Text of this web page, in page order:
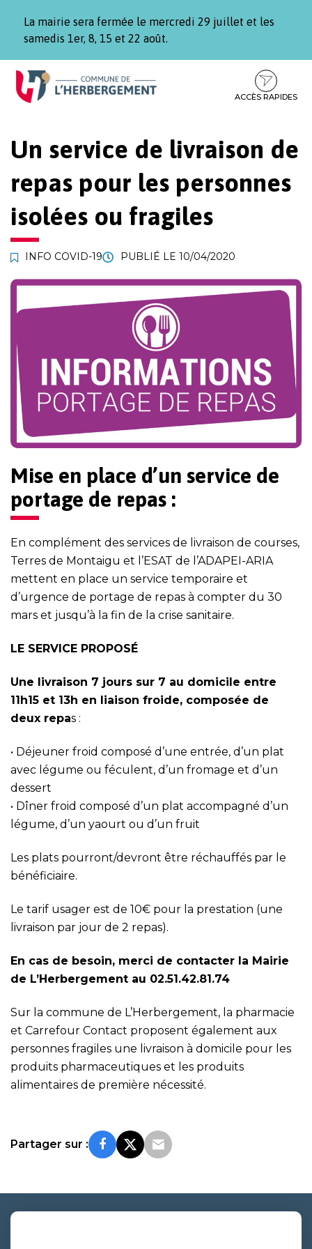
La mairie sera fermée le mercredi 29 juillet et les
samedis 1er, 8, 15 et 22 août.
Aller
Aller
contenu
Aller
pied
ACCÈS RAPIDES
Un service de livraison de
repas pour les personnes
isolées ou fragiles
INFO COVID-19 PUBLIÉ LE 10/04/2020
Mise en place d’un service de
portage de repas :
En complément des services de livraison de courses,
Terres de Montaigu et l’ESAT de l’ADAPEI-ARIA
mettent en place un service temporaire et
d’urgence de portage de repas à compter du 30
mars et jusqu’à la fin de la crise sanitaire.
LE SERVICE PROPOSÉ
Une livraison 7 jours sur 7 au domicile entre
11h15 et 13h en liaison froide, composée de
deux repas :
• Déjeuner froid composé d’une entrée, d’un plat
avec légume ou féculent, d’un fromage et d’un
dessert
• Dîner froid composé d’un plat accompagné d’un
légume, d’un yaourt ou d’un fruit
Les plats pourront/devront être réchauffés par le
bénéficiaire.
Le tarif usager est de 10€ pour la prestation (une
livraison par jour de 2 repas).
En cas de besoin, merci de contacter la Mairie
de L’Herbergement au 02.51.42.81.74
Sur la commune de L’Herbergement, la pharmacie
et Carrefour Contact proposent également aux
personnes fragiles une livraison à domicile pour les
produits pharmaceutiques et les produits
alimentaires de première nécessité.
Partager sur :